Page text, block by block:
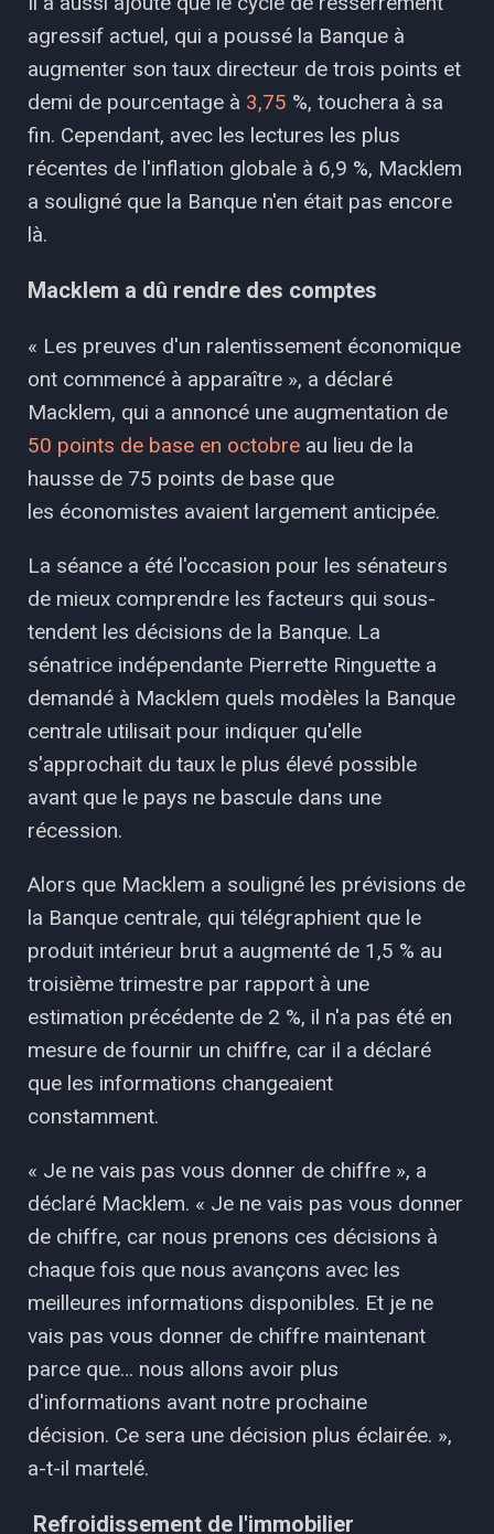
agressif actuel, qui a poussé la Banque à
augmenter son taux directeur de trois points et
demi de pourcentage à 3,75 %, touchera à sa
fin. Cependant, avec les lectures les plus
récentes de l'inflation globale à 6,9 %, Macklem
a souligné que la Banque n'en était pas encore
là.
Macklem a dû rendre des comptes
« Les preuves d'un ralentissement économique
ont commencé à apparaître », a déclaré
Macklem, qui a annoncé une augmentation de
50 points de base en octobre au lieu de la
hausse de 75 points de base que
les économistes avaient largement anticipée.
La séance a été l'occasion pour les sénateurs
de mieux comprendre les facteurs qui sous-
tendent les décisions de la Banque. La
sénatrice indépendante Pierrette Ringuette a
demandé à Macklem quels modèles la Banque
centrale utilisait pour indiquer qu'elle
s'approchait du taux le plus élevé possible
avant que le pays ne bascule dans une
récession.
Alors que Macklem a souligné les prévisions de
la Banque centrale, qui télégraphient que le
produit intérieur brut a augmenté de 1,5 % au
troisième trimestre par rapport à une
estimation précédente de 2 %, il n'a pas été en
mesure de fournir un chiffre, car il a déclaré
que les informations changeaient
constamment.
« Je ne vais pas vous donner de chiffre », a
déclaré Macklem. « Je ne vais pas vous donner
de chiffre, car nous prenons ces décisions à
chaque fois que nous avançons avec les
meilleures informations disponibles. Et je ne
vais pas vous donner de chiffre maintenant
parce que… nous allons avoir plus
d'informations avant notre prochaine
décision. Ce sera une décision plus éclairée. »,
a-t-il martelé.
Refroidissement de l'immobilier